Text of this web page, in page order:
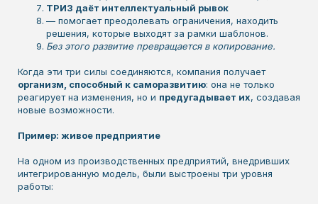
ТРИЗ даёт интеллектуальный рывок
— помогает преодолевать ограничения, находить
решения, которые выходят за рамки шаблонов.
Без этого развитие превращается в копирование.
Когда эти три силы соединяются, компания получает
организм, способный к саморазвитию: она не только
реагирует на изменения, но и предугадывает их, создавая
новые возможности.
Пример: живое предприятие
На одном из производственных предприятий, внедривших
интегрированную модель, были выстроены три уровня
работы: